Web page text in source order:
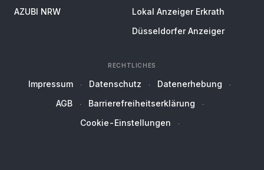
AZUBI NRW
Lokal Anzeiger Erkrath
Düsseldorfer Anzeiger
RECHTLICHES
Impressum Datenschutz
Datenerhebung
AGB
Barrierefreiheitserklärung
Cookie-Einstellungen